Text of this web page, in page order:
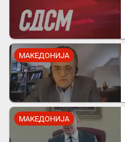
МАКЕДОНИЈА
МАКЕДОНИЈА